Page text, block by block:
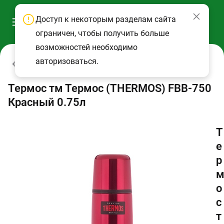
Термосы
Термос тм Термос (THERMOS) FBB-750
Красный 0.75л
Т
е
р
м
о
с
т
Доступ к некоторым разделам сайта
ограничен, чтобы получить больше
возможностей необходимо
авторизоваться.